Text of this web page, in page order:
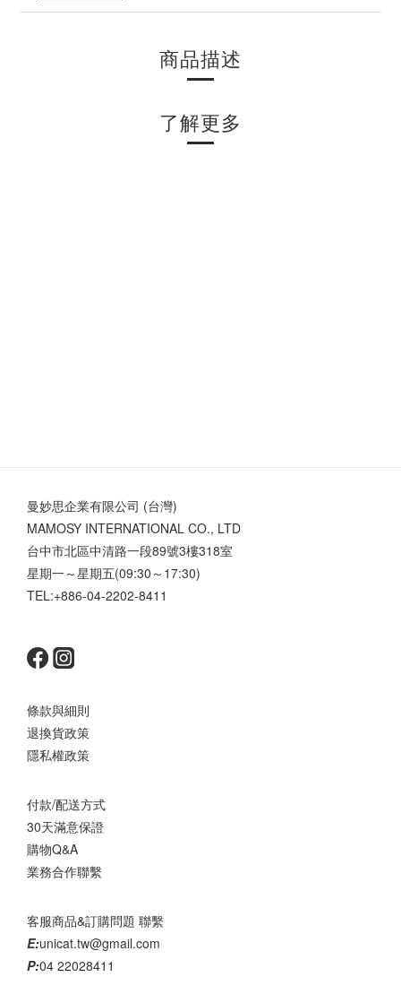
商品描述
了解更多
曼妙思企業有限公司 (台灣)
MAMOSY INTERNATIONAL CO., LTD
台中市北區中清路一段89號3樓318室
星期一～星期五(09:30～17:30)
TEL:+886-04-2202-8411
條款與細則
退換貨政策
隱私權政策
付款/配送方式
30天滿意保證
購物Q&A
業務合作聯繫
客服商品&訂購問題 聯繫
E:unicat.tw@gmail.com
P:04 22028411